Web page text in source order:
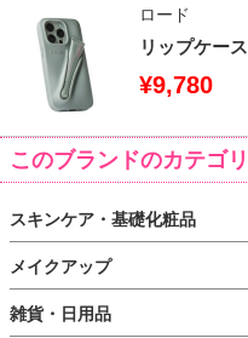
ロード
リップケース
¥9,780
このブランドのカテゴリ
スキンケア・基礎化粧品
メイクアップ
雑貨・日用品